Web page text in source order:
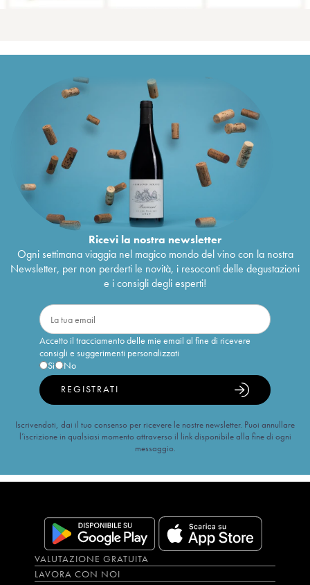
Ricevi la nostra newsletter
Ogni settimana viaggia nel magico mondo del vino con la nostra
Newsletter, per non perderti le novità, i resoconti delle degustazioni
e i consigli degli esperti!
Accetto il tracciamento delle mie email al fine di ricevere
consigli e suggerimenti personalizzati
Sì
No
REGISTRATI
Iscrivendoti, dai il tuo consenso per ricevere le nostre newsletter. Puoi annullare
l’iscrizione in qualsiasi momento attraverso il link disponibile alla fine di ogni
messaggio.
VALUTAZIONE GRATUITA
LAVORA CON NOI